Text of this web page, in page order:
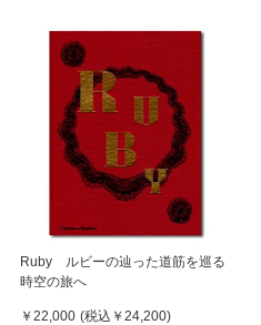
Ruby ルビーの辿った道筋を巡る
時空の旅へ
￥22,000 (税込 ￥24,200)